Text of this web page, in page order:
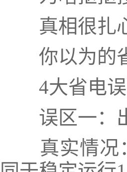
真相很扎
你以为的省
4大省电误
误区一：出
真实情况：